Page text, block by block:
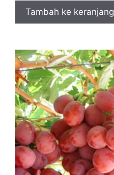
Tambah ke keranjang